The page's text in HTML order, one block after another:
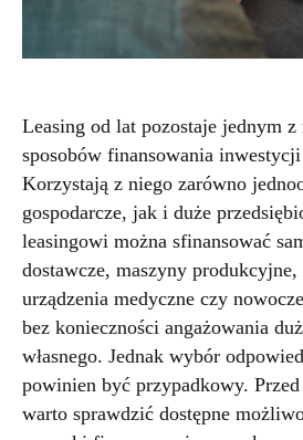
Leasing od lat pozostaje jednym
sposobów finansowania
Korzystają z niego zarówno
gospodarcze, jak i duże
leasingowi można sfinansować
dostawcze, maszyny
urządzenia medyczne czy
bez konieczności angażowania
własnego. Jednak wybór
powinien być przypadkowy.
warto sprawdzić dostępne